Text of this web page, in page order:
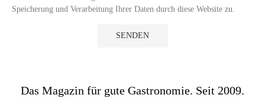
Speicherung und Verarbeitung Ihrer Daten durch diese Website zu.
Das Magazin für gute Gastronomie. Seit 2009.